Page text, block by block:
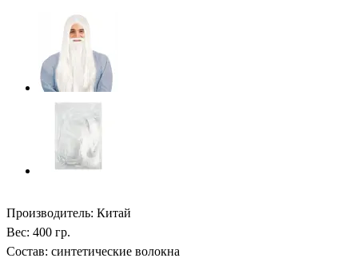
Производитель: Китай
Вес: 400 гр.
Состав: синтетические волокна